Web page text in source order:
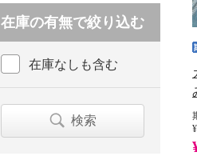
在庫の有無で絞り込む
在庫なしも含む
検索